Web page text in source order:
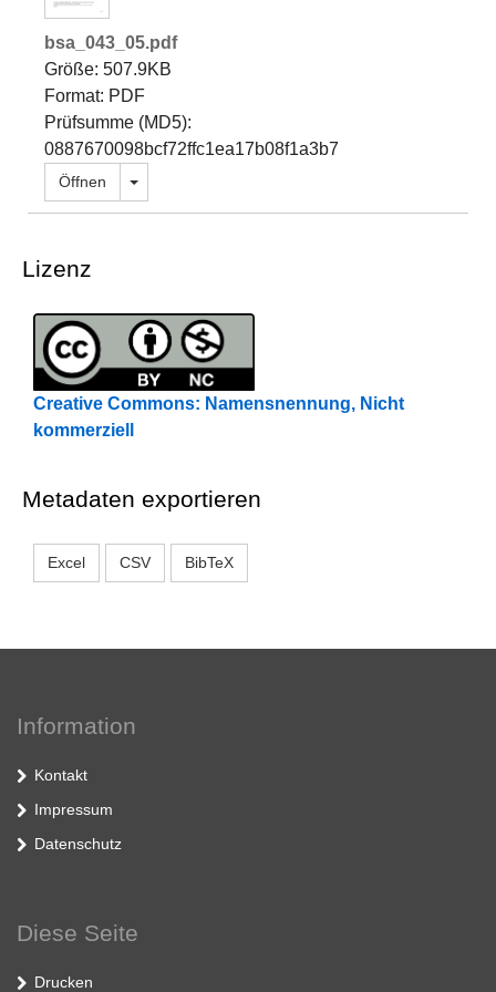
bsa_043_05.pdf
Größe: 507.9KB
Format: PDF
Prüfsumme (MD5):
0887670098bcf72ffc1ea17b08f1a3b7
Öffnen Dropdown öffnen
Lizenz
Creative Commons: Namensnennung, Nicht
kommerziell
Metadaten exportieren
Excel CSV BibTeX
Information
Kontakt
Impressum
Datenschutz
Diese Seite
Drucken